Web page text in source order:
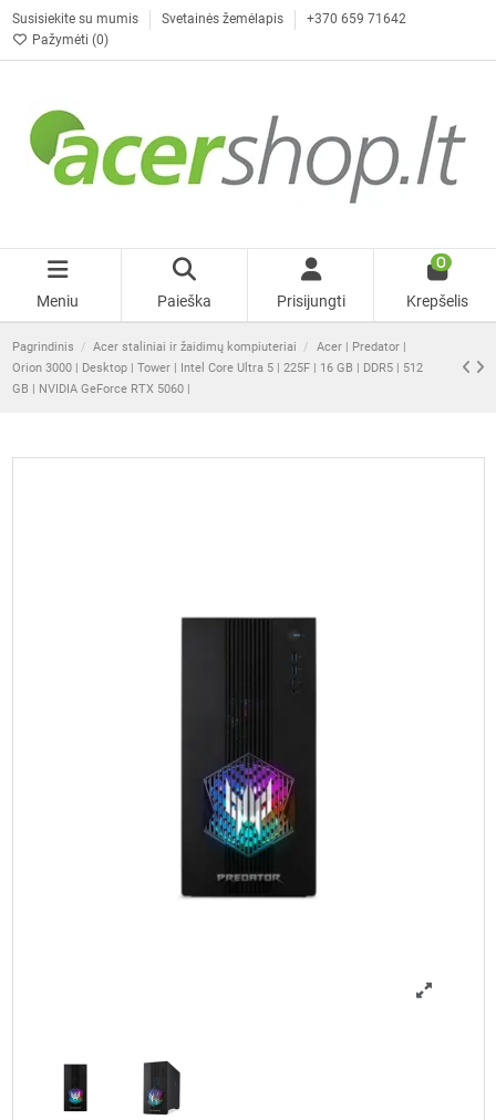
Susisiekite su mumis Svetainės žemėlapis
+370 659 71642
Pažymėti (0)
Meniu Paieška Prisijungti
0
Krepšelis
Pagrindinis Acer staliniai ir žaidimų kompiuteriai
Acer | Predator |
Orion 3000 | Desktop | Tower | Intel Core Ultra 5 | 225F | 16 GB | DDR5 | 512
GB | NVIDIA GeForce RTX 5060 |